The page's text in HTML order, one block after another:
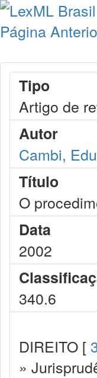
Página
Tipo
Artigo de
Autor
Cambi,
Título
O
Data
2002
340.6
DIREITO [
»